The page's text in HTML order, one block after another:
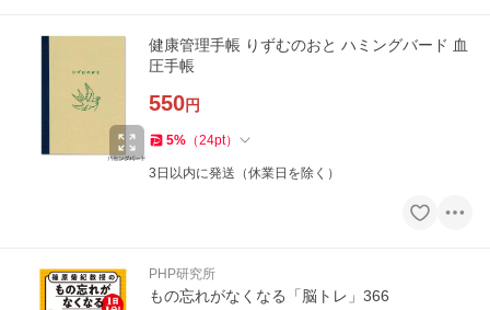
健康管理手帳 りずむのおと ハミングバード 血
圧手帳
550円
5% （24pt）
3日以内に発送（休業日を除く）
PHP研究所
もの忘れがなくなる「脳トレ」366